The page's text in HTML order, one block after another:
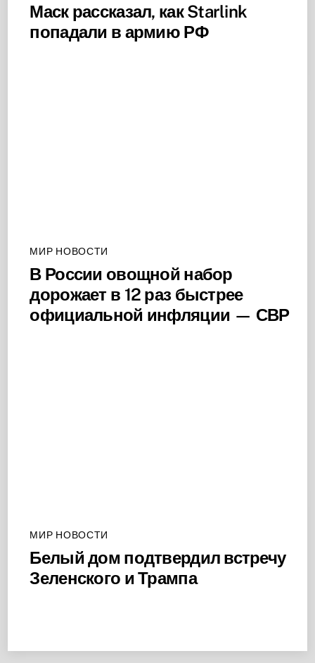
Маск рассказал, как Starlink
попадали в армию РФ
МИР НОВОСТИ
В России овощной набор
дорожает в 12 раз быстрее
официальной инфляции — СВР
МИР НОВОСТИ
Белый дом подтвердил встречу
Зеленского и Трампа